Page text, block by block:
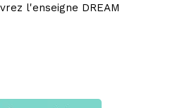
l'enseigne DREAM